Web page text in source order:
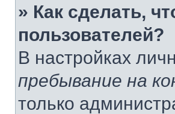
» Как сделать,
пользователей?
В настройках
пребывание на
только